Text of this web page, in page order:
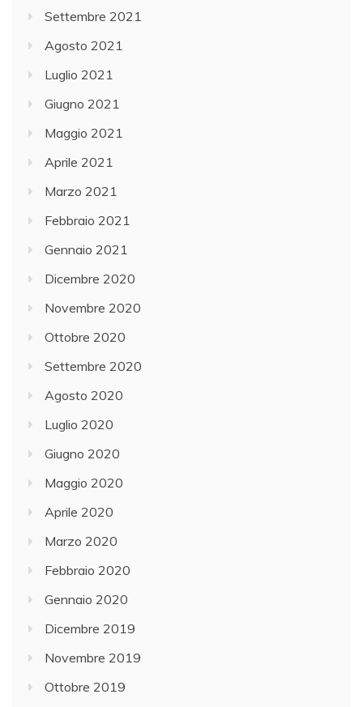
Settembre 2021
Agosto 2021
Luglio 2021
Giugno 2021
Maggio 2021
Aprile 2021
Marzo 2021
Febbraio 2021
Gennaio 2021
Dicembre 2020
Novembre 2020
Ottobre 2020
Settembre 2020
Agosto 2020
Luglio 2020
Giugno 2020
Maggio 2020
Aprile 2020
Marzo 2020
Febbraio 2020
Gennaio 2020
Dicembre 2019
Novembre 2019
Ottobre 2019